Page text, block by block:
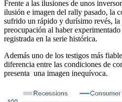
Frente a las ilusiones de unos
ilusión e imagen del rally pasado, la
sufrido un rápido y durísimo revés, la
preocupación al haber
registrada en la serie histórica.
Además uno de los testigos más
diferencia entre las condiciones de
presenta una imagen inequívoca.